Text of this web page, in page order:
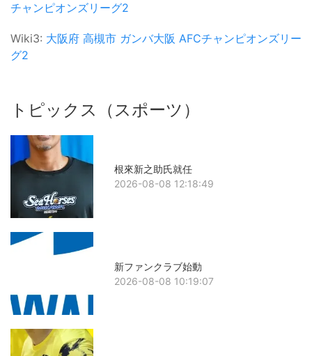
チャンピオンズリーグ2
Wiki3: 大阪府 高槻市 ガンバ大阪 AFCチャンピオンズリー
グ2
トピックス（スポーツ）
根來新之助氏就任
2026-08-08 12:18:49
新ファンクラブ始動
2026-08-08 10:19:07